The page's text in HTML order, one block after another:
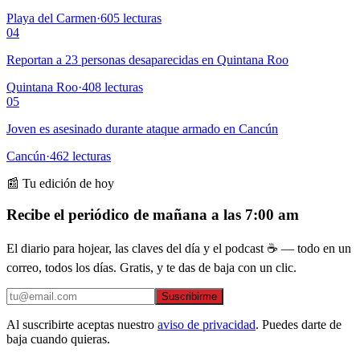
Playa del Carmen·605 lecturas
04
Reportan a 23 personas desaparecidas en Quintana Roo
Quintana Roo·408 lecturas
05
Joven es asesinado durante ataque armado en Cancún
Cancún·462 lecturas
📰 Tu edición de hoy
Recibe el periódico de mañana a las 7:00 am
El diario para hojear, las claves del día y el podcast ☕ — todo en un
correo, todos los días. Gratis, y te das de baja con un clic.
Suscribirme
Al suscribirte aceptas nuestro aviso de privacidad. Puedes darte de
baja cuando quieras.